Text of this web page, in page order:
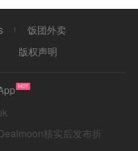
饭团外卖
版权声明
核实后发布折